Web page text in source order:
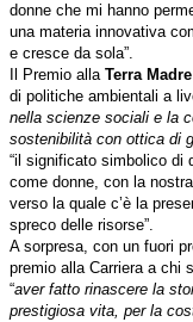
donne che mi hanno
una materia innovativa
e cresce da sola”.
Il Premio alla Terra Madre
di politiche ambientali a
nella scienze sociali e la
sostenibilità con ottica di
“il significato simbolico di
come donne, con la
verso la quale c’è la
spreco delle risorse”.
A sorpresa, con un fuori
premio alla Carriera a chi
“aver fatto rinascere la
prestigiosa vita, per la